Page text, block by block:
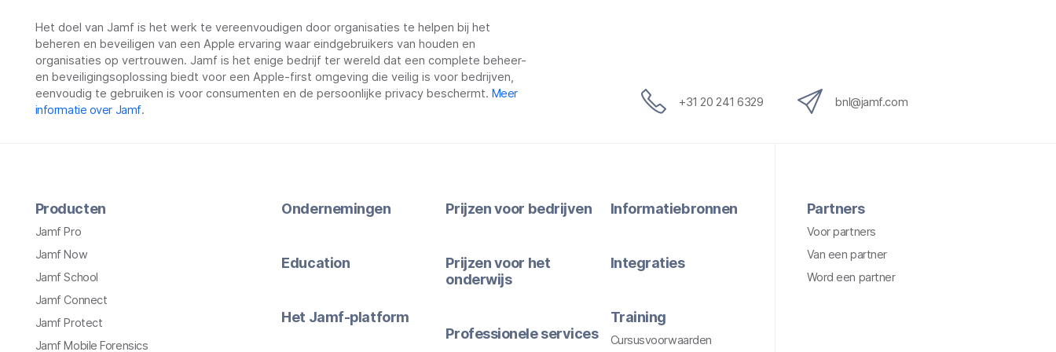
Het doel van Jamf is het werk te vereenvoudigen door organisaties te helpen bij het
beheren en beveiligen van een Apple ervaring waar eindgebruikers van houden en
organisaties op vertrouwen. Jamf is het enige bedrijf ter wereld dat een complete beheer-
en beveiligingsoplossing biedt voor een Apple-first omgeving die veilig is voor bedrijven,
eenvoudig te gebruiken is voor consumenten en de persoonlijke privacy beschermt. Meer
informatie over Jamf.
+31 20 241 6329 bnl@jamf.com
Producten
Jamf Pro
Jamf Now
Jamf School
Jamf Connect
Jamf Protect
Jamf Mobile Forensics
Ondernemingen
Education
Het Jamf-platform
Prijzen voor bedrijven
Prijzen voor het
onderwijs
Professionele services
Informatiebronnen
Integraties
Training
Cursusvoorwaarden
Partners
Voor partners
Van een partner
Word een partner